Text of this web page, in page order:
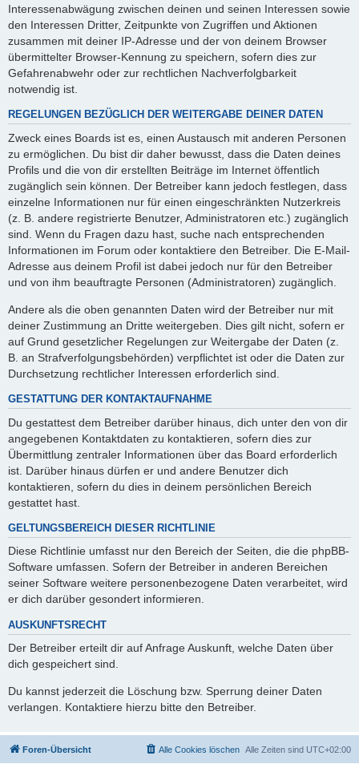
Interessenabwägung zwischen deinen und seinen Interessen sowie
den Interessen Dritter, Zeitpunkte von Zugriffen und Aktionen
zusammen mit deiner IP-Adresse und der von deinem Browser
übermittelter Browser-Kennung zu speichern, sofern dies zur
Gefahrenabwehr oder zur rechtlichen Nachverfolgbarkeit
notwendig ist.
REGELUNGEN BEZÜGLICH DER WEITERGABE DEINER DATEN
Zweck eines Boards ist es, einen Austausch mit anderen Personen
zu ermöglichen. Du bist dir daher bewusst, dass die Daten deines
Profils und die von dir erstellten Beiträge im Internet öffentlich
zugänglich sein können. Der Betreiber kann jedoch festlegen, dass
einzelne Informationen nur für einen eingeschränkten Nutzerkreis
(z. B. andere registrierte Benutzer, Administratoren etc.) zugänglich
sind. Wenn du Fragen dazu hast, suche nach entsprechenden
Informationen im Forum oder kontaktiere den Betreiber. Die E-Mail-
Adresse aus deinem Profil ist dabei jedoch nur für den Betreiber
und von ihm beauftragte Personen (Administratoren) zugänglich.
Andere als die oben genannten Daten wird der Betreiber nur mit
deiner Zustimmung an Dritte weitergeben. Dies gilt nicht, sofern er
auf Grund gesetzlicher Regelungen zur Weitergabe der Daten (z.
B. an Strafverfolgungsbehörden) verpflichtet ist oder die Daten zur
Durchsetzung rechtlicher Interessen erforderlich sind.
GESTATTUNG DER KONTAKTAUFNAHME
Du gestattest dem Betreiber darüber hinaus, dich unter den von dir
angegebenen Kontaktdaten zu kontaktieren, sofern dies zur
Übermittlung zentraler Informationen über das Board erforderlich
ist. Darüber hinaus dürfen er und andere Benutzer dich
kontaktieren, sofern du dies in deinem persönlichen Bereich
gestattet hast.
GELTUNGSBEREICH DIESER RICHTLINIE
Diese Richtlinie umfasst nur den Bereich der Seiten, die die phpBB-
Software umfassen. Sofern der Betreiber in anderen Bereichen
seiner Software weitere personenbezogene Daten verarbeitet, wird
er dich darüber gesondert informieren.
AUSKUNFTSRECHT
Der Betreiber erteilt dir auf Anfrage Auskunft, welche Daten über
dich gespeichert sind.
Du kannst jederzeit die Löschung bzw. Sperrung deiner Daten
verlangen. Kontaktiere hierzu bitte den Betreiber.
Foren-Übersicht Alle Zeiten sind UTC+02:00
Alle Cookies löschen